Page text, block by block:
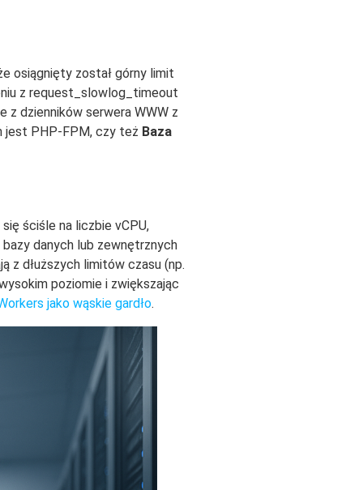
osiągnięty został górny limit
z request_slowlog_timeout
z dzienników serwera WWW z
jest PHP-FPM, czy też Baza
ściśle na liczbie vCPU,
danych lub zewnętrznych
z dłuższych limitów czasu (np.
poziomie i zwiększając
jako wąskie gardło.